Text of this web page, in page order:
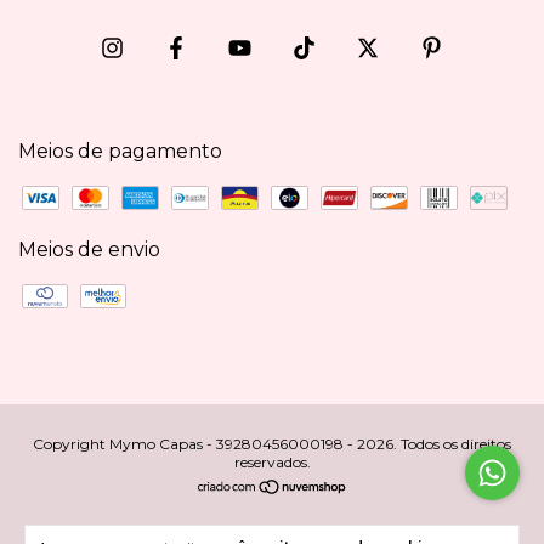
Meios de pagamento
Meios de envio
Copyright Mymo Capas - 39280456000198 - 2026. Todos os direitos
reservados.